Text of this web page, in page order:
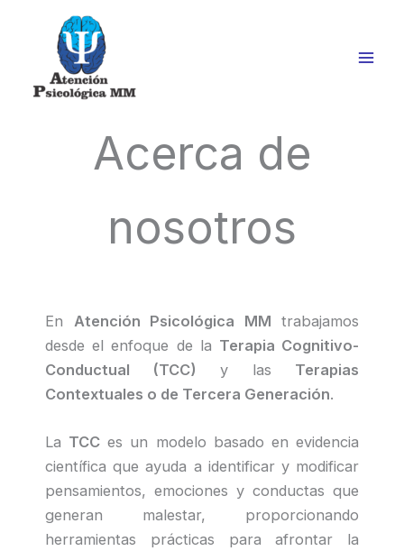
contenido
Acerca de
nosotros
En Atención Psicológica MM trabajamos
desde el enfoque de la Terapia Cognitivo-
Conductual (TCC) y las Terapias
Contextuales o de Tercera Generación.
La TCC es un modelo basado en evidencia
científica que ayuda a identificar y modificar
pensamientos, emociones y conductas que
generan malestar, proporcionando
herramientas prácticas para afrontar la